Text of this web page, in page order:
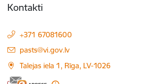
Kontakti
+371 67081600
E-pasts:
pasts@vi.gov.lv
Talejas iela 1, Rīga, LV-1026